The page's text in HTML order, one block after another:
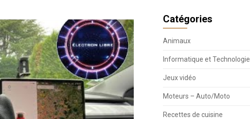
Catégories
Animaux
Informatique et Technologie
Jeux vidéo
Moteurs – Auto/Moto
Recettes de cuisine